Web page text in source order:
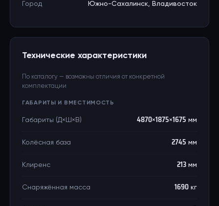
Город Южно-Сахалинск, Владивосток
Технические характеристики
По каталогу — возможны отличия от конкретной
комплектации
ГАБАРИТЫ И ВМЕСТИМОСТЬ
Габариты (Д×Ш×В) 4870×1875×1675 мм
Колёсная база 2745 мм
Клиренс 213 мм
Снаряжённая масса 1690 кг